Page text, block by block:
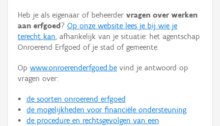
Hergebruik
Aanmelden
Heb je als eigenaar of beheerder vragen over werken
aan erfgoed ? Op onze website lees je bij wie je
terecht kan, afhankelijk van je situatie: het agentschap
Onroerend Erfgoed of je stad of gemeente.
Op www.onroerenderfgoed.be vind je antwoord op
vragen over:
de soorten onroerend erfgoed
de mogelijkheden voor financiële ondersteuning
de procedure en rechtsgevolgen van een